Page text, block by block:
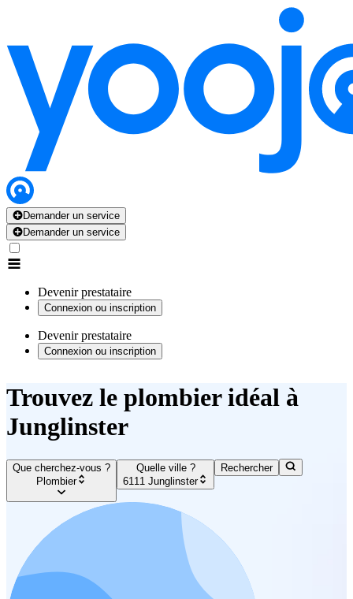
Demander un service
Demander un service
Devenir prestataire
Connexion ou inscription
Devenir prestataire
Connexion ou inscription
Trouvez le plombier idéal à
Junglinster
Que cherchez-vous ?
Plombier
Quelle ville ?
6111 Junglinster
Rechercher